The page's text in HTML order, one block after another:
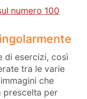
numero 100
di esercizi, così
tra le varie
che
prescelta per